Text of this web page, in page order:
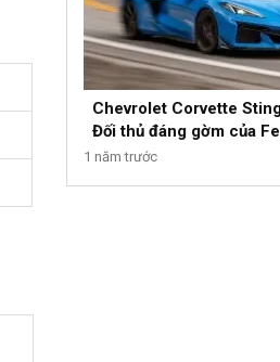
Chevrolet Corvette
Đối thủ đáng gờm của
Lamborghini
1 năm trước